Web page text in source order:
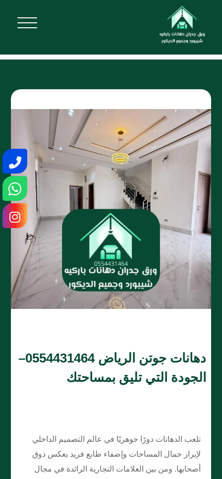
دهانات جوتن الرياض 0554431464–
الجودة التي تليق بمساحتك
تلعب الدهانات دورًا جوهريًا في عالم التصميم الداخلي
لإبراز جمال المساحات وإضفاء طابع فريد يعكس ذوق
أصحابها. ومن بين العلامات التجارية الرائدة في مجال